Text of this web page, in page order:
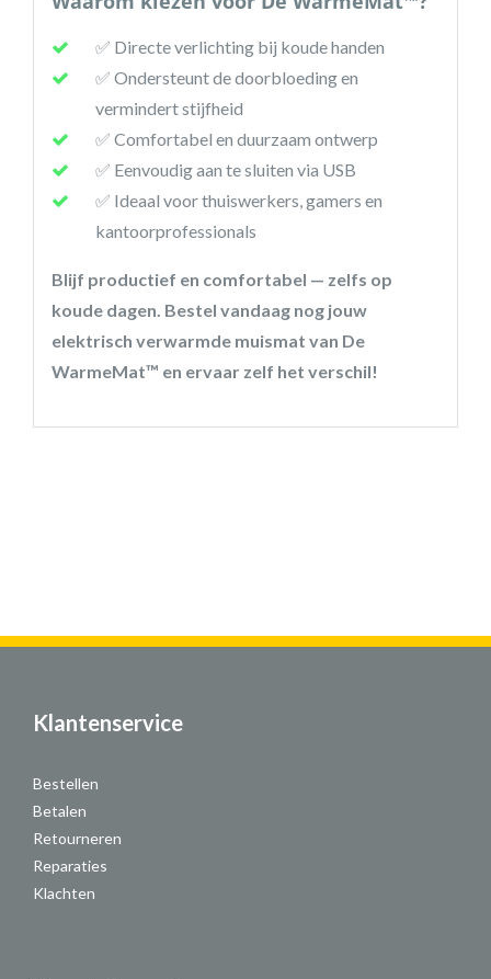
✅ Directe verlichting bij koude handen
✅ Ondersteunt de doorbloeding en
vermindert stijfheid
✅ Comfortabel en duurzaam ontwerp
✅ Eenvoudig aan te sluiten via USB
✅ Ideaal voor thuiswerkers, gamers en
kantoorprofessionals
Blijf productief en comfortabel — zelfs op
koude dagen. Bestel vandaag nog jouw
elektrisch verwarmde muismat van De
WarmeMat™ en ervaar zelf het verschil!
Klantenservice
Bestellen
Betalen
Retourneren
Reparaties
Klachten